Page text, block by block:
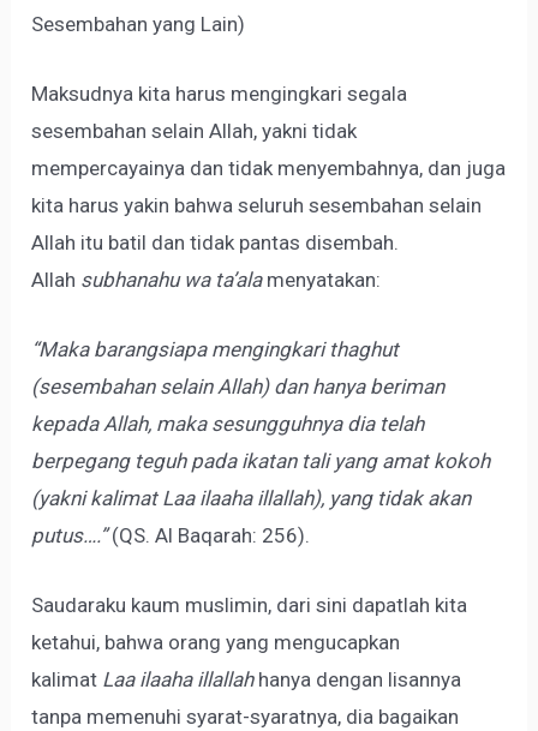
Sesembahan yang Lain)
Maksudnya kita harus mengingkari segala
sesembahan selain Allah, yakni tidak
mempercayainya dan tidak menyembahnya, dan juga
kita harus yakin bahwa seluruh sesembahan selain
Allah itu batil dan tidak pantas disembah.
Allah subhanahu wa ta’alamenyatakan:
“Maka barangsiapa mengingkari thaghut
(sesembahan selain Allah) dan hanya beriman
kepada Allah, maka sesungguhnya dia telah
berpegang teguh pada ikatan tali yang amat kokoh
(yakni kalimat Laa ilaaha illallah), yang tidak akan
putus….”(QS. Al Baqarah: 256).
Saudaraku kaum muslimin, dari sini dapatlah kita
ketahui, bahwa orang yang mengucapkan
kalimat Laa ilaaha illallahhanya dengan lisannya
tanpa memenuhi syarat-syaratnya, dia bagaikan